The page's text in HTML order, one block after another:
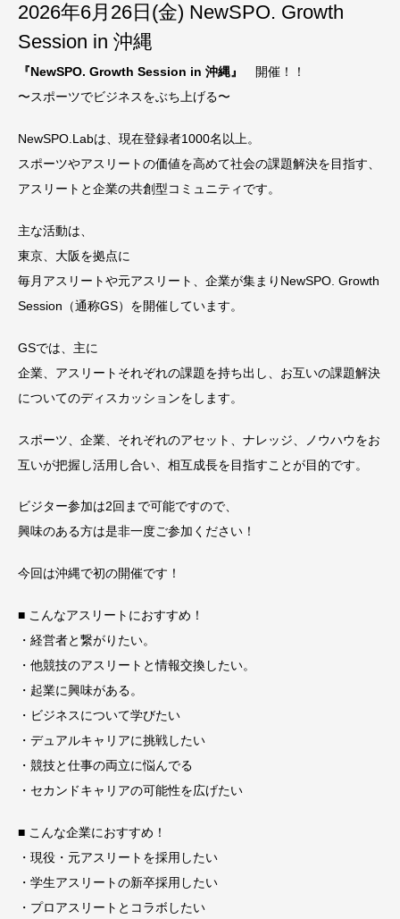
2026年6月26日(金) NewSPO. Growth
Session in 沖縄
『NewSPO. Growth Session in 沖縄』
開催！！
〜スポーツでビジネスをぶち上げる〜
NewSPO.Labは、現在登録者1000名以上。
スポーツやアスリートの価値を高めて社会の課題解決を目指す、
アスリートと企業の共創型コミュニティです。
主な活動は、
東京、大阪を拠点に
毎月アスリートや元アスリート、企業が集まりNewSPO. Growth
Session（通称GS）を開催しています。
GSでは、主に
企業、アスリートそれぞれの課題を持ち出し、お互いの課題解決
についてのディスカッションをします。
スポーツ、企業、それぞれのアセット、ナレッジ、ノウハウをお
互いが把握し活用し合い、相互成長を目指すことが目的です。
ビジター参加は2回まで可能ですので、
興味のある方は是非一度ご参加ください！
今回は沖縄で初の開催です！
■ こんなアスリートにおすすめ！
・経営者と繋がりたい。
・他競技のアスリートと情報交換したい。
・起業に興味がある。
・ビジネスについて学びたい
・デュアルキャリアに挑戦したい
・競技と仕事の両立に悩んでる
・セカンドキャリアの可能性を広げたい
■ こんな企業におすすめ！
・現役・元アスリートを採用したい
・学生アスリートの新卒採用したい
・プロアスリートとコラボしたい